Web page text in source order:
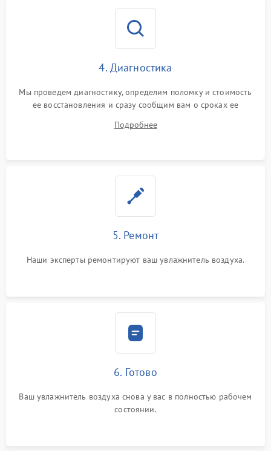
4. Диагностика
Мы проведем диагностику, определим поломку и стоимость
ее восстановления и сразу сообщим вам о сроках ее
Подробнее
5. Ремонт
Наши эксперты ремонтируют ваш увлажнитель воздуха.
6. Готово
Ваш увлажнитель воздуха снова у вас в полностью рабочем
состоянии.